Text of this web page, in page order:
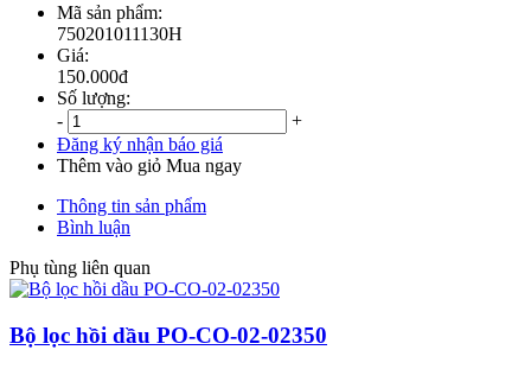
Mã sản phẩm:
750201011130H
Giá:
150.000đ
Số lượng:
-
+
Đăng ký nhận báo giá
Thêm vào giỏ Mua ngay
Thông tin sản phẩm
Bình luận
Phụ tùng liên quan
Bộ lọc hồi dầu PO-CO-02-02350